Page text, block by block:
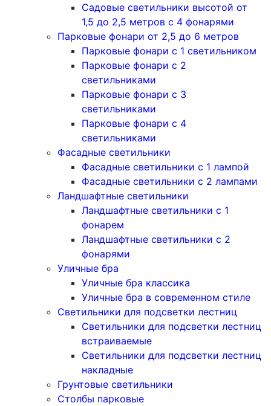
Садовые светильники высотой от
1,5 до 2,5 метров с 4 фонарями
Парковые фонари от 2,5 до 6 метров
Парковые фонари с 1 светильником
Парковые фонари с 2
светильниками
Парковые фонари с 3
светильниками
Парковые фонари с 4
светильниками
Фасадные светильники
Фасадные светильники с 1 лампой
Фасадные светильники c 2 лампами
Ландшафтные светильники
Ландшафтные светильники с 1
фонарем
Ландшафтные светильники с 2
фонарями
Уличные бра
Уличные бра классика
Уличные бра в современном стиле
Светильники для подсветки лестниц
Светильники для подсветки лестниц
встраиваемые
Светильники для подсветки лестниц
накладные
Грунтовые светильники
Столбы парковые